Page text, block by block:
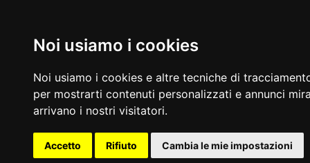
Noi usiamo i cookies
Noi usiamo i cookies e altre tecniche di
per mostrarti contenuti personalizzati e annunci
arrivano i nostri visitatori.
Accetto Rifiuto Cambia le mie impostazioni